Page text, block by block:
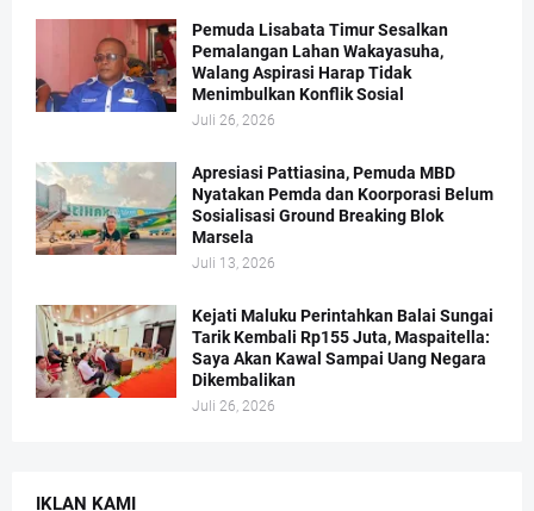
Pemuda Lisabata Timur Sesalkan
Pemalangan Lahan Wakayasuha,
Walang Aspirasi Harap Tidak
Menimbulkan Konflik Sosial
Juli 26, 2026
Apresiasi Pattiasina, Pemuda MBD
Nyatakan Pemda dan Koorporasi Belum
Sosialisasi Ground Breaking Blok
Marsela
Juli 13, 2026
Kejati Maluku Perintahkan Balai Sungai
Tarik Kembali Rp155 Juta, Maspaitella:
Saya Akan Kawal Sampai Uang Negara
Dikembalikan
Juli 26, 2026
IKLAN KAMI